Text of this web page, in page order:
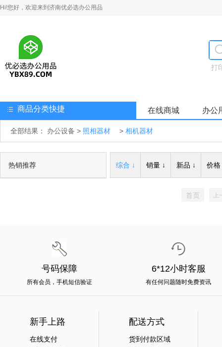
Hi!您好，欢迎来到济南优必选办公用品
打
商品分类快捷 在线商城 办公
全部结果： 办公设备 > 照相器材 > 相机器材
热销推荐 综合 ↓ 销量 ↓ 新品 ↓ 价格
首页 上
号码保障
所有会员，手机短信验证
6*12小时客服
有任何问题随时免费资讯
新手上路
在线支付
配送方式
货到付款区域